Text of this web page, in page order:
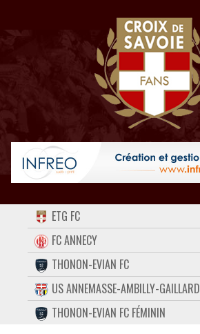
ACCUEIL
FORUM
CONTACT
FACEBOOK
TWITTER
ETG FC
FC ANNECY
THONON-EVIAN FC
US ANNEMASSE-AMBILLY-GAILLARD
THONON-EVIAN FC FÉMININ